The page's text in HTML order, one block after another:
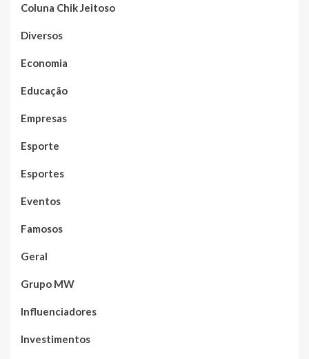
Coluna Chik Jeitoso
Diversos
Economia
Educação
Empresas
Esporte
Esportes
Eventos
Famosos
Geral
Grupo MW
Influenciadores
Investimentos